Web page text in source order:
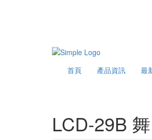
首頁 產品資訊 最
LCD-29B